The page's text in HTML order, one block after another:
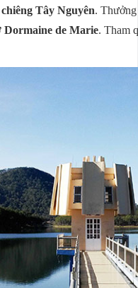
Tây Nguyên.
Dormaine de Marie. Tham